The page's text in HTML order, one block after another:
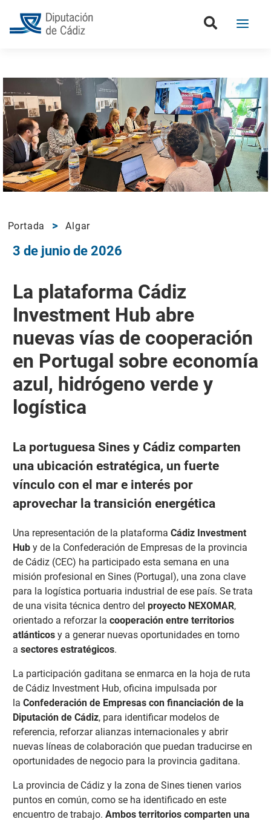
Portada Algar
3 de junio de 2026
La plataforma Cádiz
Investment Hub abre
nuevas vías de cooperación
en Portugal sobre economía
azul, hidrógeno verde y
logística
La portuguesa Sines y Cádiz comparten
una ubicación estratégica, un fuerte
vínculo con el mar e interés por
aprovechar la transición energética
Una representación de la plataforma Cádiz Investment
Huby de la Confederación de Empresas de la provincia
de Cádiz (CEC) ha participado esta semana en una
misión profesional en Sines (Portugal), una zona clave
para la logística portuaria industrial de ese país. Se trata
de una visita técnica dentro del proyecto NEXOMAR,
orientado a reforzar la cooperación entre territorios
atlánticosy a generar nuevas oportunidades en torno
a sectores estratégicos.
La participación gaditana se enmarca en la hoja de ruta
de Cádiz Investment Hub, oficina impulsada por
la Confederación de Empresas con financiación de la
Diputación de Cádiz, para identificar modelos de
referencia, reforzar alianzas internacionales y abrir
nuevas líneas de colaboración que puedan traducirse en
oportunidades de negocio para la provincia gaditana.
La provincia de Cádiz y la zona de Sines tienen varios
puntos en común, como se ha identificado en este
encuentro de trabajo. Ambos territorios comparten una